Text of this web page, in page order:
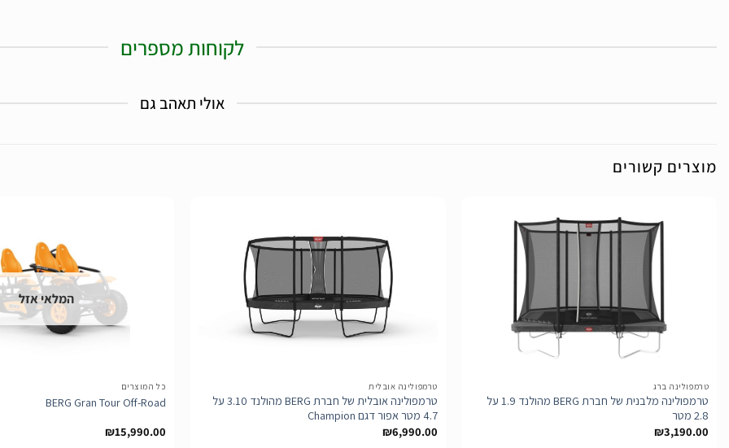
לקוחות מספרים
אולי תאהב גם
מוצרים קשורים
טרמפולינה ברג
טרמפולינה מלבנית של חברת BERG מהולנד 1.9 על
2.8 מטר
₪3,190.00
טרמפולינה אובלית
טרמפולינה אובלית של חברת BERG מהולנד 3.10 על
4.7 מטר אפור דגם Champion
₪6,990.00
המלאי אזל
כל המוצרים
BERG Gran Tour Off-Road
₪15,990.00